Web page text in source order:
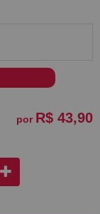
por R$ 43,90